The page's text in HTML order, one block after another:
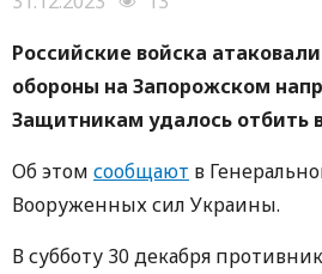
Российские войска
обороны на Запорожском
Защитникам удалось отбить
Об этом сообщают в
Вооруженных сил Украины.
В субботу 30 декабря